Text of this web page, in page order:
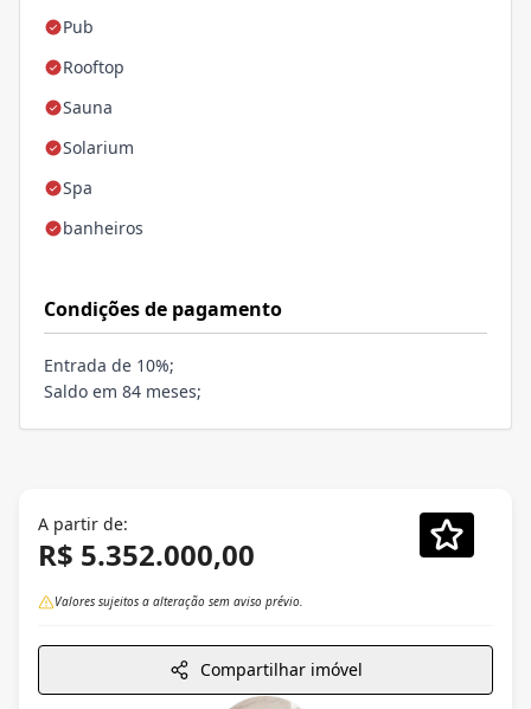
Pub
Rooftop
Sauna
Solarium
Spa
banheiros
Condições de pagamento
Entrada de 10%;
Saldo em 84 meses;
A partir de:
R$ 5.352.000,00
Valores sujeitos a alteração sem aviso prévio.
Compartilhar imóvel